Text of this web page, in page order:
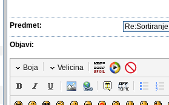
Predmet:
Objavi:
Boja Velicina